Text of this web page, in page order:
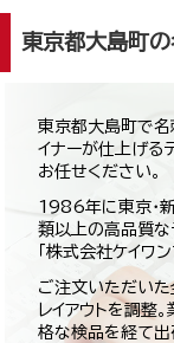
東京都大島町
東京都大島町で名
イナーが仕上げる
お任せください。
1986年に東京・
類以上の高品質な
「株式会社ケイワ
ご注文いただいた
レイアウトを調整
格な検品を経て出